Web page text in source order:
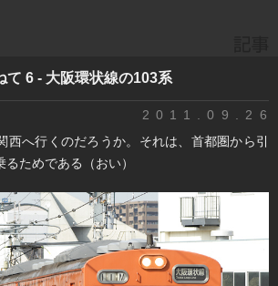
て 6 - 大阪環状線の103系
2011.09.26
西へ行くのだろうか。それは、首都圏から引
ためである（おい）